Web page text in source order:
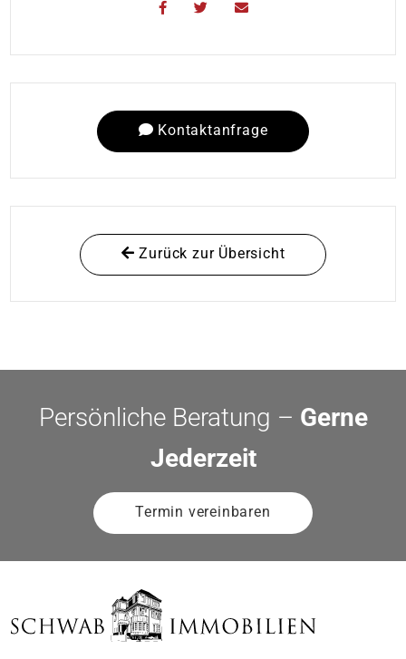
Kontaktanfrage
Zurück zur Übersicht
Persönliche Beratung – Gerne
Jederzeit
Termin vereinbaren